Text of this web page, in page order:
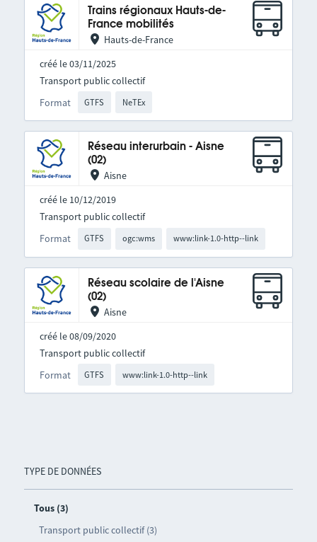
TYPE DE DONNÉES
Tous (3)
Transport public collectif (3)
Trains régionaux Hauts-de-
France mobilités
Hauts-de-France
créé le 03/11/2025
Format GTFS NeTEx
Transport public collectif
Réseau interurbain - Aisne
(02)
Aisne
créé le 10/12/2019
Format GTFS ogc:wms www:link-1.0-http--link
Transport public collectif
Réseau scolaire de l'Aisne
(02)
Aisne
créé le 08/09/2020
Format GTFS www:link-1.0-http--link
Transport public collectif